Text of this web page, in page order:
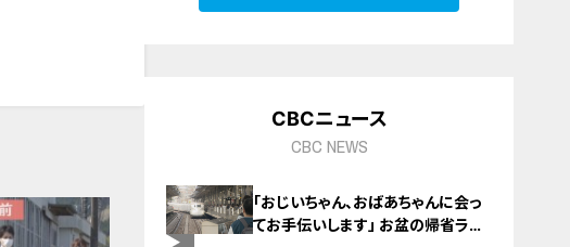
CBCニュース
CBC NEWS
「おじいちゃん、おばあちゃんに会っ
てお手伝いします」 お盆の帰省ラッ